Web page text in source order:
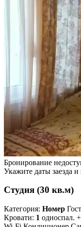
Бронирование
Укажите даты заезда и
Студия (30 кв.м)
Категория: Номер
Кровати: 1 односпал. +